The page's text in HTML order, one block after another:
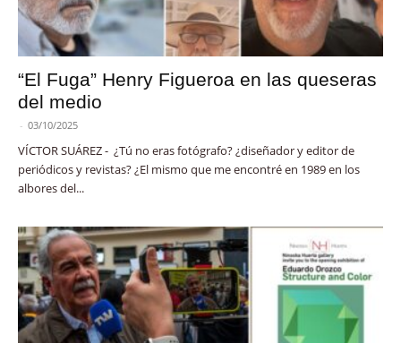
“El Fuga” Henry Figueroa en las queseras
del medio
- 03/10/2025
VÍCTOR SUÁREZ - ¿Tú no eras fotógrafo? ¿diseñador y editor de
periódicos y revistas? ¿El mismo que me encontré en 1989 en los
albores del...